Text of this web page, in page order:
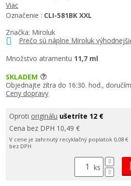
Značka: Miroluk
Prečo sú náplne Miroluk
Množstvo atramentu 11,7 ml
Viac
Označenie : CLI-581BK XXL
SKLADEM
Objednajte zítra do 16:30. hod.,
Ceny dopravy
Oproti originálu ušetríte 12 €
Cena bez DPH 10,49 €
V cene je zahrnutý recyklačný poplatok 0,08 €
bez DPH
ks